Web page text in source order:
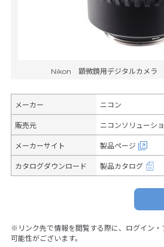
Nikon 顕微鏡用デジタルカメ
メーカー ニコン
販売元 ニコンソリューシ
メーカーサイト 製品ページ
カタログダウンロード 製品カタログ
※リンク先で情報を閲覧する際に、ログイン・
可能性がございます。